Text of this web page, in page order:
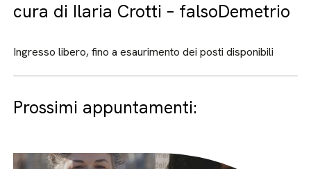
cura di Ilaria Crotti – falsoDemetrio
Ingresso libero, fino a esaurimento dei posti disponibili
Prossimi appuntamenti: